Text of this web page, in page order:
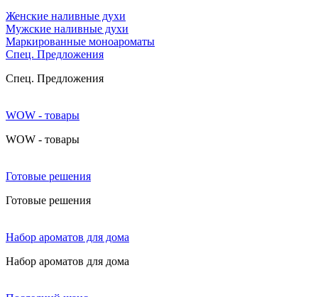
Женские наливные духи
Мужские наливные духи
Маркированные моноароматы
Cпец. Предложения
Cпец. Предложения
WOW - товары
WOW - товары
Готовые решения
Готовые решения
Набор ароматов для дома
Набор ароматов для дома